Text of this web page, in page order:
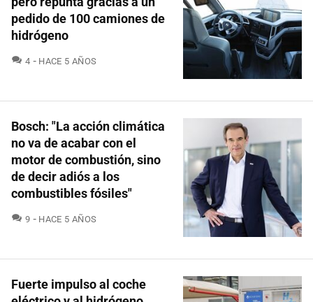
pedido de 100 camiones de
hidrógeno
4 COMENTARIOS
HACE 5 AÑOS
Bosch: "La acción climática
no va de acabar con el
motor de combustión, sino
de decir adiós a los
combustibles fósiles"
9 COMENTARIOS
HACE 5 AÑOS
Fuerte impulso al coche